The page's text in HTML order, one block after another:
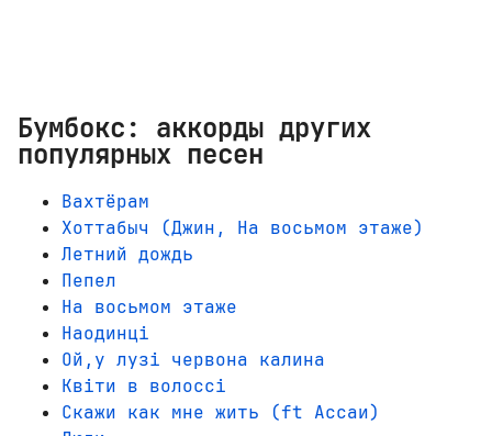
Бумбокс: аккорды других
популярных песен
Вахтёрам
Хоттабыч (Джин, На восьмом этаже)
Летний дождь
Пепел
На восьмом этаже
Наодинці
Ой,у лузі червона калина
Квіти в волоссі
Скажи как мне жить (ft Ассаи)